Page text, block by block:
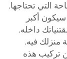
التي تحتاجها.
أكبر
داخله.
منزلك فيه.
تركيب هذه